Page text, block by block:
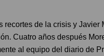
recortes de la crisis y Javier
Cuatro años después
al equipo del diario de